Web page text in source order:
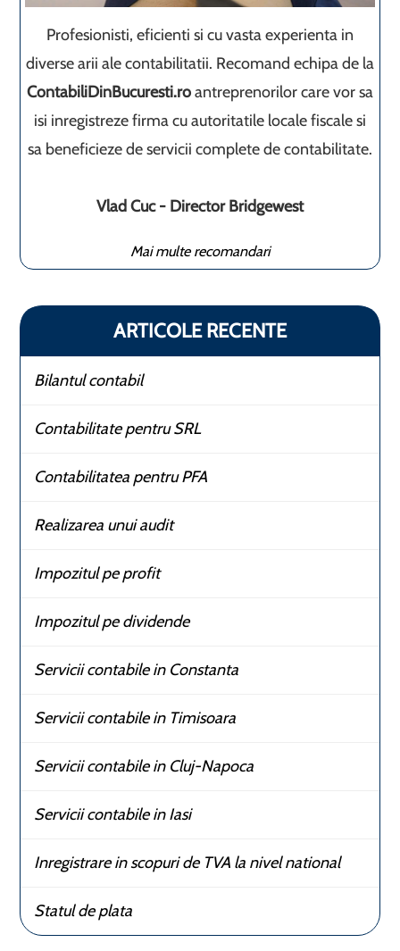
Profesionisti, eficienti si cu vasta experienta in
diverse arii ale contabilitatii. Recomand echipa de la
ContabiliDinBucuresti.roantreprenorilor care vor sa
isi inregistreze firma cu autoritatile locale fiscale si
sa beneficieze de servicii complete de contabilitate.
Vlad Cuc - Director Bridgewest
Mai multe recomandari
ARTICOLE RECENTE
Bilantul contabil
Contabilitate pentru SRL
Contabilitatea pentru PFA
Realizarea unui audit
Impozitul pe profit
Impozitul pe dividende
Servicii contabile in Constanta
Servicii contabile in Timisoara
Servicii contabile in Cluj-Napoca
Servicii contabile in Iasi
Inregistrare in scopuri de TVA la nivel national
Statul de plata